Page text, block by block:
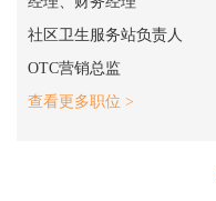
社区卫生服务站负责人
OTC营销总监
查看更多职位 >